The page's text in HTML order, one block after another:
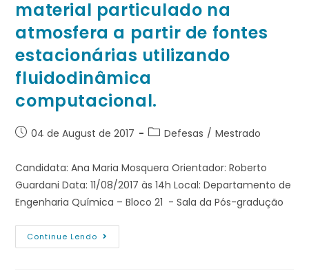
material particulado na
atmosfera a partir de fontes
estacionárias utilizando
fluidodinâmica
computacional.
04 de August de 2017 Defesas / Mestrado
Candidata: Ana Maria Mosquera Orientador: Roberto
Guardani Data: 11/08/2017 às 14h Local: Departamento de
Engenharia Química – Bloco 21 - Sala da Pós-gradução
Continue Lendo